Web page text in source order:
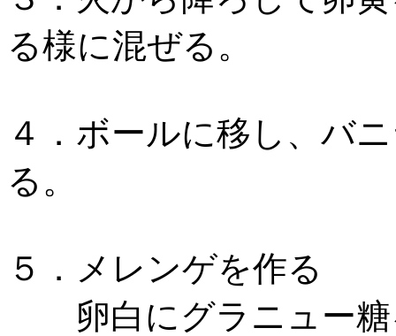
る様に混ぜる。
４．ボールに移し、バ
る。
５．メレンゲを作る
卵白にグラニュー糖